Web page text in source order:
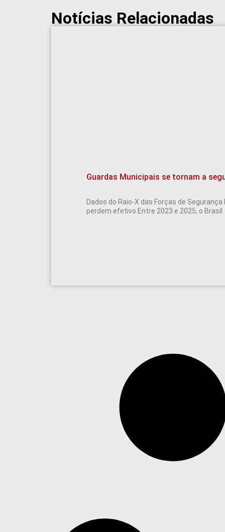
Notícias Relacionadas
Guardas Municipais se tornam a
Dados do Raio-X das Forças de
perdem efetivo Entre 2023 e 2025, o Brasil